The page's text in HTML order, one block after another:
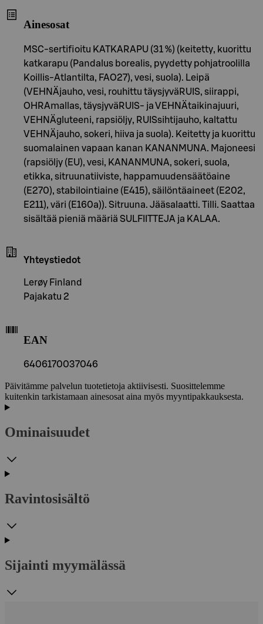
Ainesosat
MSC-sertifioitu KATKARAPU (31 %) (keitetty, kuorittu
katkarapu (Pandalus borealis, pyydetty pohjatroolilla
Koillis-Atlantilta, FAO27), vesi, suola). Leipä
(VEHNÄjauho, vesi, rouhittu täysjyväRUIS, siirappi,
OHRAmallas, täysjyväRUIS- ja VEHNÄtaikinajuuri,
VEHNÄgluteeni, rapsiöljy, RUISsihtijauho, kaltattu
VEHNÄjauho, sokeri, hiiva ja suola). Keitetty ja kuorittu
suomalainen vapaan kanan KANANMUNA. Majoneesi
(rapsiöljy (EU), vesi, KANANMUNA, sokeri, suola,
etikka, sitruunatiiviste, happamuudensäätöaine
(E270), stabilointiaine (E415), säilöntäaineet (E202,
E211), väri (E160a)). Sitruuna. Jääsalaatti. Tilli. Saattaa
sisältää pieniä määriä SULFIITTEJA ja KALAA.
Yhteystiedot
Lerøy Finland
Pajakatu 2
EAN
6406170037046
Päivitämme palvelun tuotetietoja aktiivisesti. Suosittelemme
kuitenkin tarkistamaan ainesosat aina myös myyntipakkauksesta.
Ominaisuudet
Ravintosisältö
Sijainti myymälässä